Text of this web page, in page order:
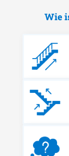
Wie